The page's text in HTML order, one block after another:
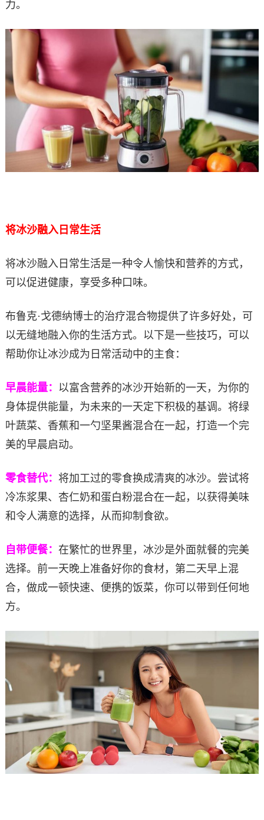
力。
将冰沙融入日常生活
将冰沙融入日常生活是一种令人愉快和营养的方式，
可以促进健康，享受多种口味。
布鲁克·戈德纳博士的治疗混合物提供了许多好处，可
以无缝地融入你的生活方式。以下是一些技巧，可以
帮助你让冰沙成为日常活动中的主食：
早晨能量：
以富含营养的冰沙开始新的一天，为你的
身体提供能量，为未来的一天定下积极的基调。将绿
叶蔬菜、香蕉和一勺坚果酱混合在一起，打造一个完
美的早晨启动。
零食替代： 将加工过的零食换成清爽的冰沙。尝试将
冷冻浆果、杏仁奶和蛋白粉混合在一起，以获得美味
和令人满意的选择，从而抑制食欲。
自带便餐： 在繁忙的世界里，冰沙是外面就餐的完美
选择。前一天晚上准备好你的食材，第二天早上混
合，做成一顿快速、便携的饭菜，你可以带到任何地
方。